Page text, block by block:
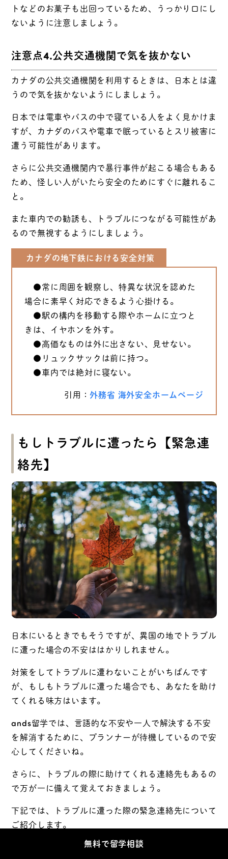
無料で留学相談
トなどのお菓子も出回っているため、うっかり口にし
ないように注意しましょう。
注意点4.公共交通機関で気を抜かない
カナダの公共交通機関を利用するときは、日本とは違
うので気を抜かないようにしましょう。
日本では電車やバスの中で寝ている人をよく見かけま
すが、カナダのバスや電車で眠っているとスリ被害に
遭う可能性があります。
さらに公共交通機関内で暴行事件が起こる場合もある
ため、怪しい人がいたら安全のためにすぐに離れるこ
と。
また車内での勧誘も、トラブルにつながる可能性があ
るので無視するようにしましょう。
カナダの地下鉄における安全対策
●常に周囲を観察し、特異な状況を認めた
場合に素早く対応できるよう心掛ける。
●駅の構内を移動する際やホームに立つと
きは、イヤホンを外す。
●高価なものは外に出さない、見せない。
●リュックサックは前に持つ。
●車内では絶対に寝ない。
引用：外務省 海外安全ホームページ
もしトラブルに遭ったら【緊急連
絡先】
日本にいるときでもそうですが、異国の地でトラブル
に遭った場合の不安ははかりしれません。
対策をしてトラブルに遭わないことがいちばんです
が、もしもトラブルに遭った場合でも、あなたを助け
てくれる味方はいます。
ands留学では、言語的な不安や一人で解決する不安
を解消するために、プランナーが待機しているので安
心してくださいね。
さらに、トラブルの際に助けてくれる連絡先もあるの
で万が一に備えて覚えておきましょう。
下記では、トラブルに遭った際の緊急連絡先について
ご紹介します。